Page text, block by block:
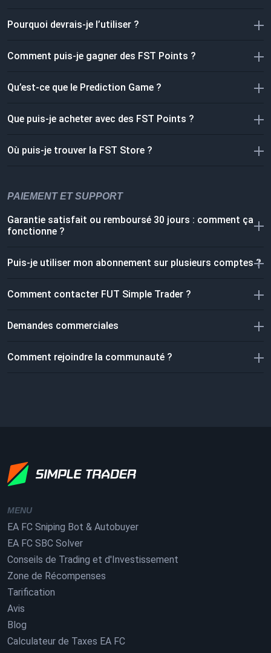
Pourquoi devrais-je l’utiliser ?
Comment puis-je gagner des FST Points ?
Qu’est-ce que le Prediction Game ?
Que puis-je acheter avec des FST Points ?
Où puis-je trouver la FST Store ?
PAIEMENT ET SUPPORT
Garantie satisfait ou remboursé 30 jours : comment ça
fonctionne ?
Puis-je utiliser mon abonnement sur plusieurs comptes ?
Comment contacter FUT Simple Trader ?
Demandes commerciales
Comment rejoindre la communauté ?
MENU
EA FC Sniping Bot & Autobuyer
EA FC SBC Solver
Conseils de Trading et d'Investissement
Zone de Récompenses
Tarification
Avis
Blog
Calculateur de Taxes EA FC